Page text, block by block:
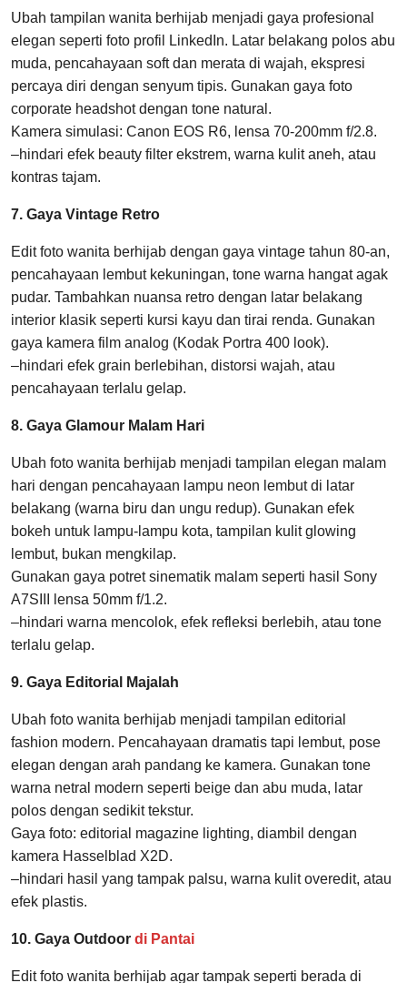
Ubah tampilan wanita berhijab menjadi gaya profesional
elegan seperti foto profil LinkedIn. Latar belakang polos abu
muda, pencahayaan soft dan merata di wajah, ekspresi
percaya diri dengan senyum tipis. Gunakan gaya foto
corporate headshot dengan tone natural.
Kamera simulasi: Canon EOS R6, lensa 70-200mm f/2.8.
–hindari efek beauty filter ekstrem, warna kulit aneh, atau
kontras tajam.
7. Gaya Vintage Retro
Edit foto wanita berhijab dengan gaya vintage tahun 80-an,
pencahayaan lembut kekuningan, tone warna hangat agak
pudar. Tambahkan nuansa retro dengan latar belakang
interior klasik seperti kursi kayu dan tirai renda. Gunakan
gaya kamera film analog (Kodak Portra 400 look).
–hindari efek grain berlebihan, distorsi wajah, atau
pencahayaan terlalu gelap.
8. Gaya Glamour Malam Hari
Ubah foto wanita berhijab menjadi tampilan elegan malam
hari dengan pencahayaan lampu neon lembut di latar
belakang (warna biru dan ungu redup). Gunakan efek
bokeh untuk lampu-lampu kota, tampilan kulit glowing
lembut, bukan mengkilap.
Gunakan gaya potret sinematik malam seperti hasil Sony
A7SIII lensa 50mm f/1.2.
–hindari warna mencolok, efek refleksi berlebih, atau tone
terlalu gelap.
9. Gaya Editorial Majalah
Ubah foto wanita berhijab menjadi tampilan editorial
fashion modern. Pencahayaan dramatis tapi lembut, pose
elegan dengan arah pandang ke kamera. Gunakan tone
warna netral modern seperti beige dan abu muda, latar
polos dengan sedikit tekstur.
Gaya foto: editorial magazine lighting, diambil dengan
kamera Hasselblad X2D.
–hindari hasil yang tampak palsu, warna kulit overedit, atau
efek plastis.
10. Gaya Outdoor di Pantai
Edit foto wanita berhijab agar tampak seperti berada di